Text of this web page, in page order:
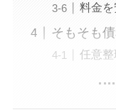
料金
そもそも
任意整